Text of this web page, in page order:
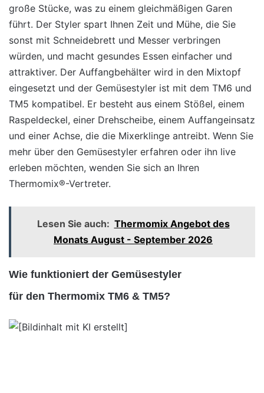
große Stücke, was zu einem gleichmäßigen Garen
führt. Der Styler spart Ihnen Zeit und Mühe, die Sie
sonst mit Schneidebrett und Messer verbringen
würden, und macht gesundes Essen einfacher und
attraktiver. Der Auffangbehälter wird in den Mixtopf
eingesetzt und der Gemüsestyler ist mit dem TM6 und
TM5 kompatibel. Er besteht aus einem Stößel, einem
Raspeldeckel, einer Drehscheibe, einem Auffangeinsatz
und einer Achse, die die Mixerklinge antreibt. Wenn Sie
mehr über den Gemüsestyler erfahren oder ihn live
erleben möchten, wenden Sie sich an Ihren
Thermomix®-Vertreter.
Lesen Sie auch: Thermomix Angebot des
Monats August - September 2026
Wie funktioniert der Gemüsestyler
für den Thermomix TM6 & TM5?